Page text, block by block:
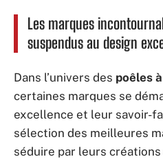
Les marques
suspendus au design
Dans l’univers des poêles
certaines marques se
excellence et leur savoir-
sélection des meilleures
séduire par leurs créations